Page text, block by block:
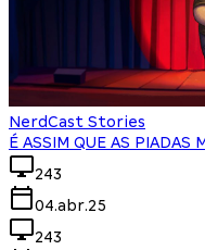
NerdCast Stories
É ASSIM QUE AS PIADAS
243
04.abr.25
243